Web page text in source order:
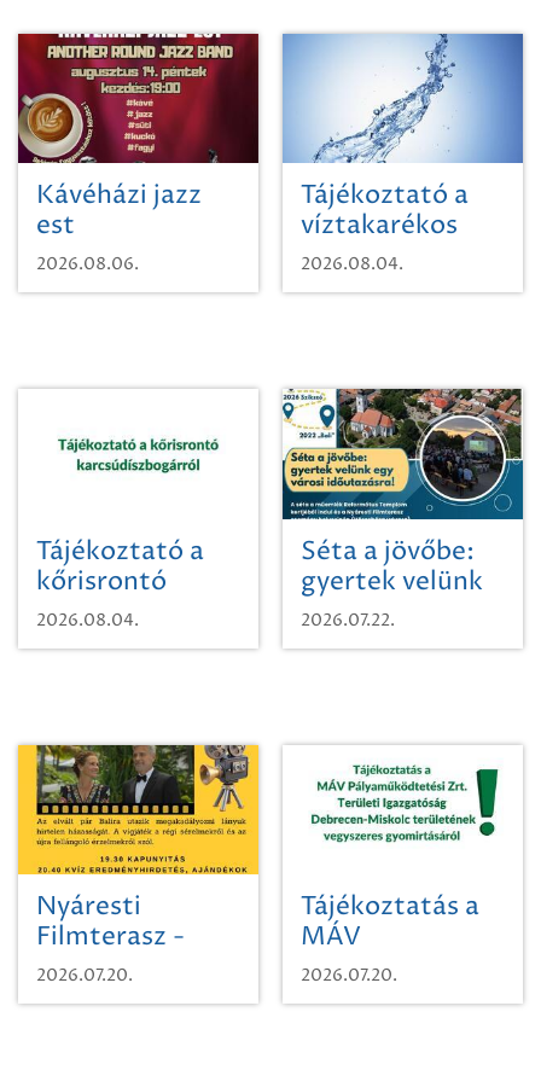
Kávéházi jazz
est
2026.08.06.
Tájékoztató a
víztakarékos
vízhasználatról
2026.08.04.
Tájékoztató a
kőrisrontó
karcsúdíszbogárról
2026.08.04.
Séta a jövőbe:
gyertek velünk
egy városi
időutazásra!
2026.07.22.
Nyáresti
Filmterasz -
Beugró a
Paradicsomba
2026.07.20.
Tájékoztatás a
MÁV
Pályaműködtetési
Zrt. Területi
2026.07.20.